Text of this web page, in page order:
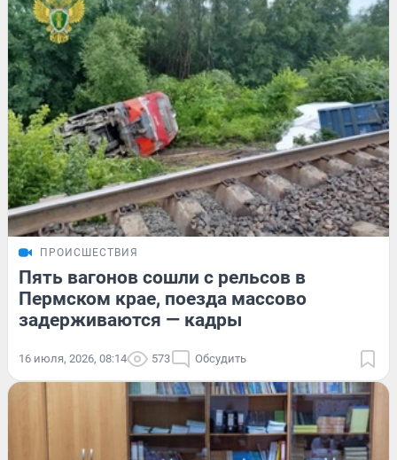
ПРОИСШЕСТВИЯ
Пять вагонов сошли с рельсов в
Пермском крае, поезда массово
задерживаются — кадры
16 июля, 2026, 08:14 573 Обсудить